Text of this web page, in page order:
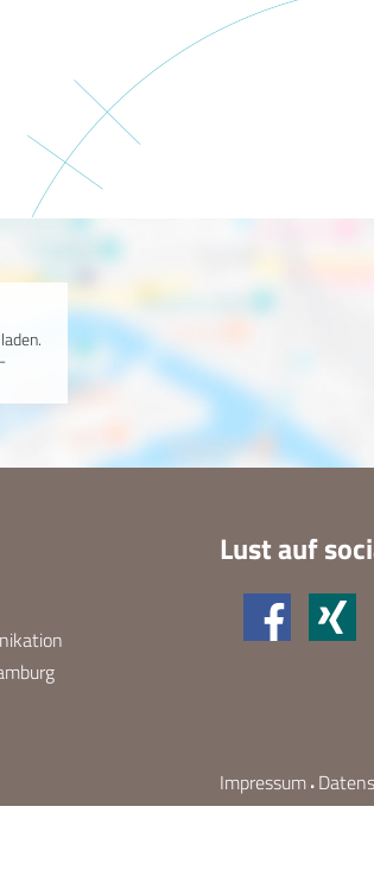
Lust auf
Impressum